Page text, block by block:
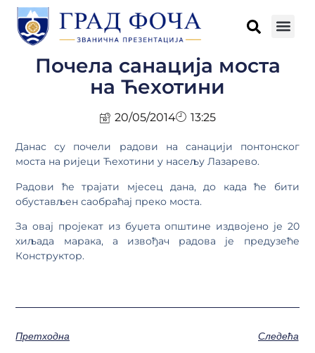
Почела санација моста
на Ћехотини
20/05/2014 13:25
Данас су почели радови на санацији понтонског
моста на ријеци Ћехотини у насељу Лазарево.
Радови ће трајати мјесец дана, до када ће бити
обустављен саобраћај преко моста.
За овај пројекат из буџета општине издвојено је 20
хиљада марака, а извођач радова је предузеће
Конструктор.
Претходна
Следећа